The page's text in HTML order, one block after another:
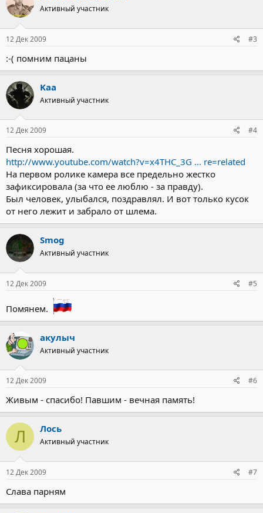
Активный участник
12 Дек 2009 #3
:-( помним пацаны
Kaa
Активный участник
12 Дек 2009 #4
Песня хорошая.
http://www.youtube.com/watch?v=x4THC_3G ... re=related
На первом ролике камера все предельно жестко
зафиксировала (за что ее люблю - за правду).
Был человек, улыбался, поздравлял. И вот только кусок
от него лежит и забрало от шлема.
Smog
Активный участник
12 Дек 2009 #5
Помянем.
акулыч
Активный участник
12 Дек 2009 #6
Живым - спасибо! Павшим - вечная память!
Л Лось
Активный участник
12 Дек 2009 #7
Слава парням